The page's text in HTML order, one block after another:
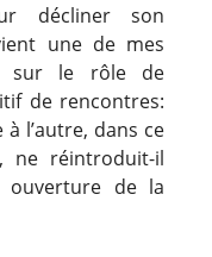
décliner son
une de mes
sur le rôle de
de rencontres:
l’autre, dans ce
ne réintroduit-il
ouverture de la